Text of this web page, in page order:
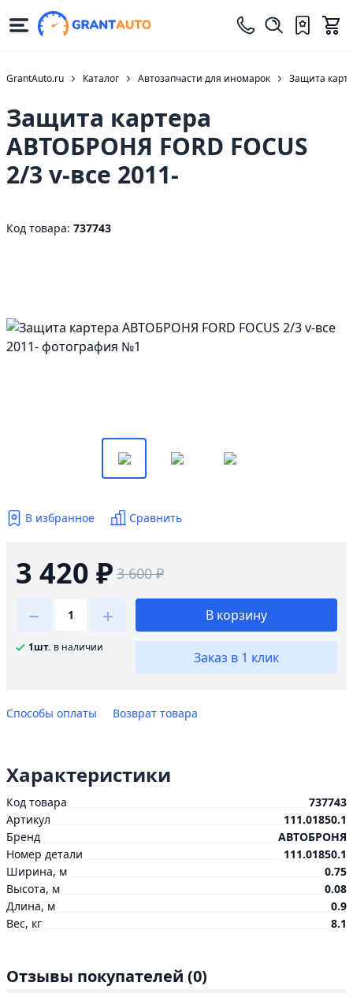
GrantAuto.ru Каталог Автозапчасти для иномарок Защита
Защита картера
АВТОБРОНЯ FORD FOCUS
2/3 v-все 2011-
Код товара: 737743
В избранное Сравнить
3 420 ₽ 3 600 ₽
1шт. в наличии
В корзину
Заказ в 1 клик
Способы оплаты Возврат товара
Характеристики
Код товара
737743
Артикул
111.01850.1
Бренд
АВТОБРОНЯ
Номер детали
111.01850.1
Ширина, м
0.75
Высота, м
0.08
Длина, м
0.9
Вес, кг
8.1
Отзывы покупателей (0)